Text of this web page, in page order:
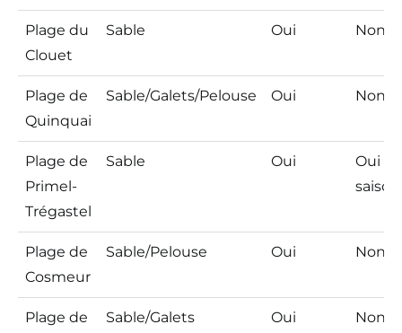
Plage du
Clouet
Sable Oui Non
Plage de
Quinquai
Sable/Galets/Pelouse Oui Non
Plage de
Primel-
Trégastel
Sable Oui
Oui
Plage de
Cosmeur
Sable/Pelouse Oui Non
Plage de
Sable/Galets Oui Non